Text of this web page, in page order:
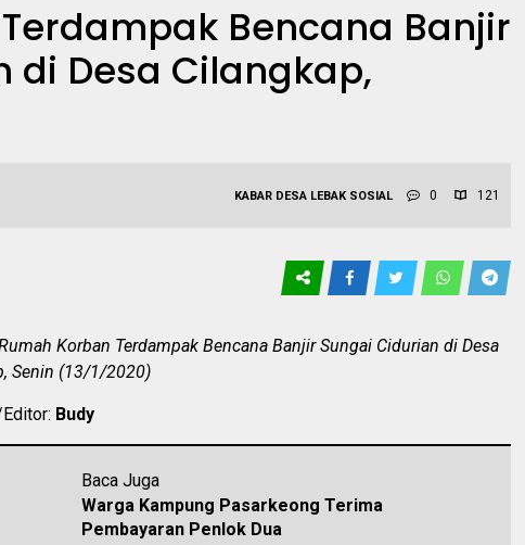
Bencana Banjir
di Desa Cilangkap,
KABAR DESA LEBAK SOSIAL 0 121
Korban Terdampak Bencana Banjir Sungai Cidurian di Desa
Senin (13/1/2020)
Budy
Baca Juga
Warga Kampung Pasarkeong Terima
Pembayaran Penlok Dua